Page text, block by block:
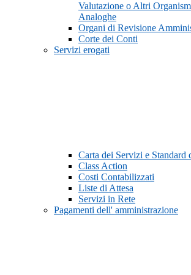
Valutazione o Altri
Analoghe
Organi di Revisione
Corte dei Conti
Servizi erogati
Carta dei Servizi e Standard
Class Action
Costi Contabilizzati
Liste di Attesa
Servizi in Rete
Pagamenti dell' amministrazione